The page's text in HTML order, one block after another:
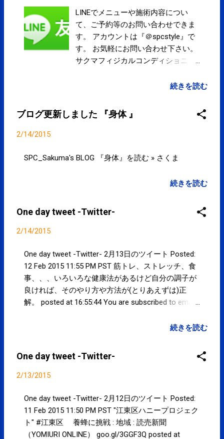
LINEでメニューや施術内容につい
て、ご予約等のお問い合わせできま
す。 アカウントは『＠spcstyle』で
す。 お気軽にお問い合わせ下さい。
サクマフィジカルコンディショニン
い合わせはお電話にてお問い合わせ
続きを読む
ブログ更新しました 『身体 』
2/14/2015
SPC_Sakuma's BLOG 『身体』を読む » さくま
続きを読む
One day tweet -Twitter-
2/14/2015
One day tweet -Twitter- 2月13日のツイート Posted:
12 Feb 2015 11:55 PM PST 筋トレ、ストレッチ、食
事、、、いろいろな健康法があるけど自分の調子が
良ければ、そのやり方や方法が(とりあえずは)正
解。 posted at 16:55:44 You are subscribed to email
(@SPCstyle) - Twilog To stop receiving these emails,
Google Google Inc., 1600 Amphitheatre Parkway,
Mountain View, CA 94043, United States
続きを読む
One day tweet -Twitter-
2/13/2015
One day tweet -Twitter- 2月12日のツイート Posted:
11 Feb 2015 11:50 PM PST "江東区ハニープロジェク
ト" #江東区 養蜂に挑戦 : 地域 : 読売新聞
（YOMIURI ONLINE） goo.gl/3GGF3Q posted at